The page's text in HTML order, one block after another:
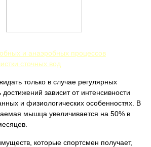
и анаэробных процессов
сточных вод
только в случае регулярных
зависит от интенсивности
и физиологических особенностях. В
мышца увеличивается на 50% в
которые спортсмен получает,